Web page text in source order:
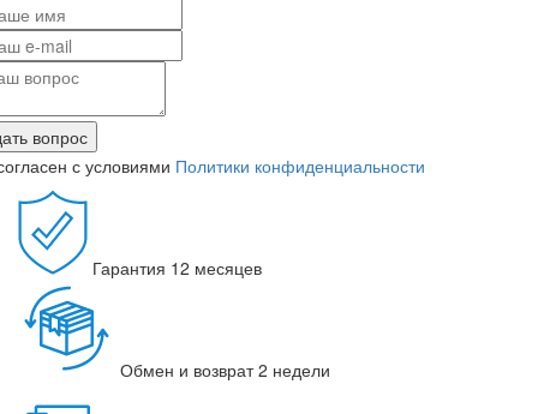
вопрос
с условиями Политики конфиденциальности
Гарантия 12 месяцев
Обмен и возврат 2 недели